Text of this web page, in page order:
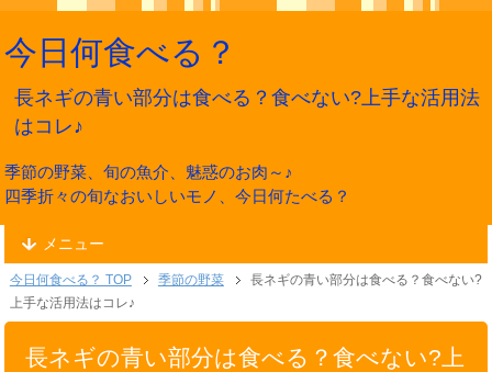
今日何食べる？
長ネギの青い部分は食べる？食べない?上手な活用法
はコレ♪
季節の野菜、旬の魚介、魅惑のお肉～♪
四季折々の旬なおいしいモノ、今日何たべる？
メニュー
今日何食べる？ TOP 季節の野菜
長ネギの青い部分は食べる？食べない?
上手な活用法はコレ♪
長ネギの青い部分は食べる？食べない?上